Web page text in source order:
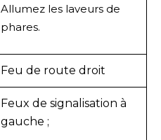
Allumez les laveurs de
phares.
Feu de route droit
Feux de signalisation à
gauche ;